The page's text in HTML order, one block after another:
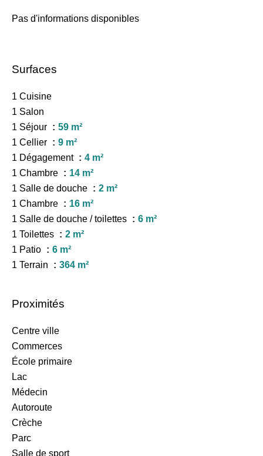
Pas d'informations disponibles
Surfaces
1 Cuisine
1 Salon
1 Séjour
59 m²
1 Cellier
9 m²
1 Dégagement
4 m²
1 Chambre
14 m²
1 Salle de douche
2 m²
1 Chambre
16 m²
1 Salle de douche / toilettes
6 m²
1 Toilettes
2 m²
1 Patio
6 m²
1 Terrain
364 m²
Proximités
Centre ville
Commerces
École primaire
Lac
Médecin
Autoroute
Crèche
Parc
Salle de sport